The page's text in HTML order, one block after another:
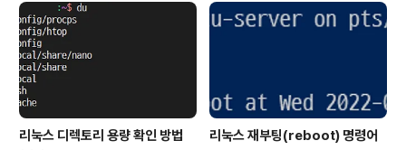
er는 OS의 리소스를 공유하기 때문에 좀 더 빠르고 경량
화되어 있습니다.격리된 환경을 제공하기 때문에 의존성이
다른 컨테이너에 영향을 주지 않습니다.Docker를 사..
리눅스 디렉토리 용량 확인 방법
리눅스 재부팅(reboot) 명령어